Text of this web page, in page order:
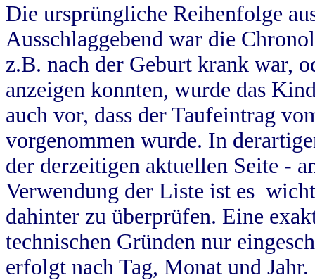
Die ursprüngliche Reihenfolge
Ausschlaggebend war die
z.B. nach der Geburt krank war,
anzeigen konnten, wurde das
auch vor, dass der Taufeintrag
vorgenommen wurde. In
der derzeitigen aktuellen Seite -
Verwendung der Liste ist es
dahinter zu überprüfen. Eine
technischen Gründen nur
erfolgt nach Tag, Monat und Jahr.